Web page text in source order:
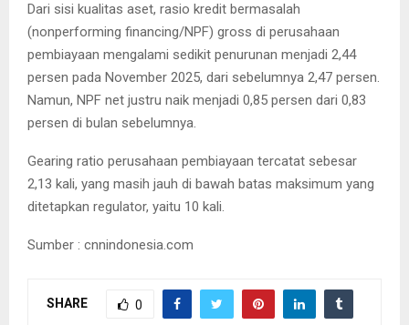
Dari sisi kualitas aset, rasio kredit bermasalah
(nonperforming financing/NPF) gross di perusahaan
pembiayaan mengalami sedikit penurunan menjadi 2,44
persen pada November 2025, dari sebelumnya 2,47 persen.
Namun, NPF net justru naik menjadi 0,85 persen dari 0,83
persen di bulan sebelumnya.
Gearing ratio perusahaan pembiayaan tercatat sebesar
2,13 kali, yang masih jauh di bawah batas maksimum yang
ditetapkan regulator, yaitu 10 kali.
Sumber : cnnindonesia.com
SHARE 0